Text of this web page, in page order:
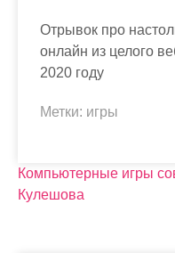
Отрывок про
онлайн из целого
2020 году
Метки: игры
Н
а
Компьютерные игры
Кулешова